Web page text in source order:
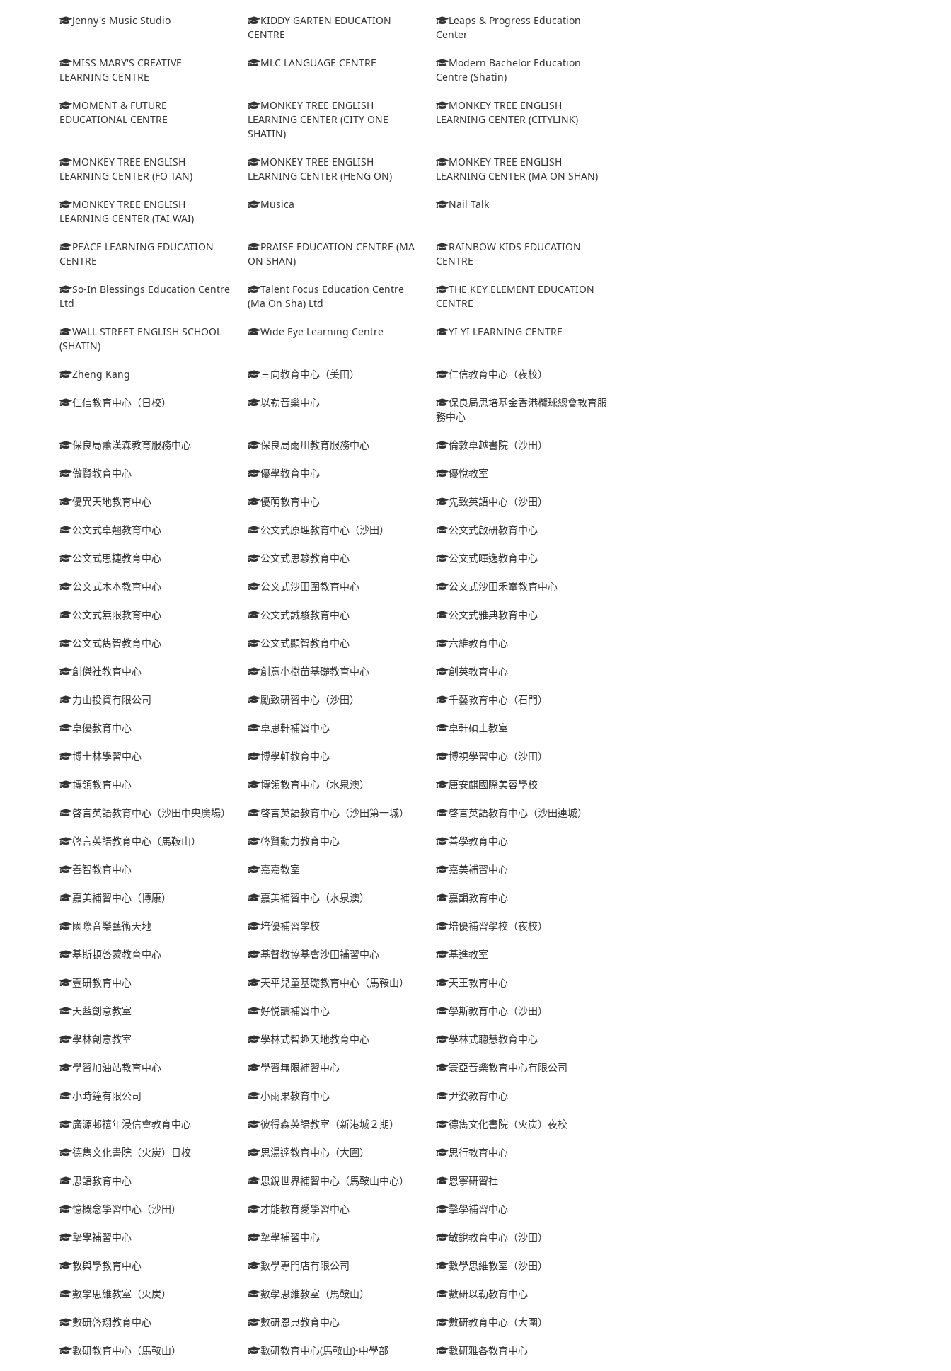
Jenny's Music Studio
KIDDY GARTEN EDUCATION
CENTRE
Leaps & Progress Education
Center
MISS MARY'S CREATIVE
LEARNING CENTRE
MLC LANGUAGE CENTRE
Modern Bachelor Education
Centre (Shatin)
MOMENT & FUTURE
EDUCATIONAL CENTRE
MONKEY TREE ENGLISH
LEARNING CENTER (CITY ONE
SHATIN)
MONKEY TREE ENGLISH
LEARNING CENTER (CITYLINK)
MONKEY TREE ENGLISH
LEARNING CENTER (FO TAN)
MONKEY TREE ENGLISH
LEARNING CENTER (HENG ON)
MONKEY TREE ENGLISH
LEARNING CENTER (MA ON SHAN)
MONKEY TREE ENGLISH
LEARNING CENTER (TAI WAI)
Musica Nail Talk
PEACE LEARNING EDUCATION
CENTRE
PRAISE EDUCATION CENTRE (MA
ON SHAN)
RAINBOW KIDS EDUCATION
CENTRE
So-In Blessings Education Centre
Ltd
Talent Focus Education Centre
(Ma On Sha) Ltd
THE KEY ELEMENT EDUCATION
CENTRE
WALL STREET ENGLISH SCHOOL
(SHATIN)
Wide Eye Learning Centre YI YI LEARNING CENTRE
Zheng Kang 三向教育中心（美田） 仁信教育中心（夜校）
仁信教育中心（日校） 以勒音樂中心
保良局思培基金香港欖球總會教育服
務中心
保良局蕭漢森教育服務中心 保良局雨川教育服務中心 倫敦卓越書院（沙田）
傲賢教育中心 優學教育中心 優悅教室
優異天地教育中心 優萌教育中心 先致英語中心（沙田）
公文式卓翹教育中心 公文式原理教育中心（沙田） 公文式啟研教育中心
公文式思捷教育中心 公文式思駿教育中心 公文式暉逸教育中心
公文式木本教育中心 公文式沙田圍教育中心 公文式沙田禾輋教育中心
公文式無限教育中心 公文式誠駿教育中心 公文式雅典教育中心
公文式雋智教育中心 公文式顯智教育中心 六維教育中心
創傑社教育中心 創意小樹苗基礎教育中心 創英教育中心
力山投資有限公司 勵致研習中心（沙田） 千藝教育中心（石門）
卓優教育中心 卓思軒補習中心 卓軒碩士教室
博士林學習中心 博學軒教育中心 博視學習中心（沙田）
博領教育中心 博領教育中心（水泉澳） 唐安麒國際美容學校
啓言英語教育中心（沙田中央廣場） 啓言英語教育中心（沙田第一城） 啓言英語教育中心（沙田連城）
啓言英語教育中心（馬鞍山） 啓賢動力教育中心 善學教育中心
善智教育中心 嘉嘉教室 嘉美補習中心
嘉美補習中心（博康） 嘉美補習中心（水泉澳） 嘉韻教育中心
國際音樂藝術天地 培優補習學校 培優補習學校（夜校）
基斯頓啓蒙教育中心 基督教協基會沙田補習中心 基進教室
壹研教育中心 天平兒童基礎教育中心（馬鞍山） 天王教育中心
天藍創意教室 好悦讀補習中心 學斯教育中心（沙田）
學林創意教室 學林式智趣天地教育中心 學林式聰慧教育中心
學習加油站教育中心 學習無限補習中心 寰亞音樂教育中心有限公司
小時鐘有限公司 小雨果教育中心 尹姿教育中心
廣源邨禧年浸信會教育中心 彼得森英語教室（新港城２期） 德雋文化書院（火炭）夜校
德雋文化書院（火炭）日校 思湯達教育中心（大圍） 思行教育中心
思語教育中心 思銳世界補習中心（馬鞍山中心） 恩寧研習社
憶概念學習中心（沙田） 才能教育愛學習中心 摮學補習中心
摯學補習中心 摯學補習中心 敏銳教育中心（沙田）
教與學教育中心 數學專門店有限公司 數學思維教室（沙田）
數學思維教室（火炭） 數學思維教室（馬鞍山） 數研以勒教育中心
數研啓翔教育中心 數研恩典教育中心 數研教育中心（大圍）
數研教育中心（馬鞍山） 數研教育中心(馬鞍山)-中學部 數研雅各教育中心